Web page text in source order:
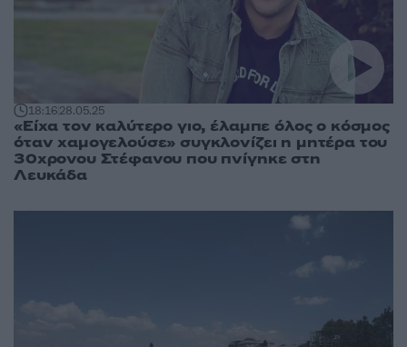
18:1628.05.25
«Είχα τον καλύτερο γιο, έλαμπε όλος ο κόσμος
όταν χαμογελούσε» συγκλονίζει η μητέρα του
30χρονου Στέφανου που πνίγηκε στη
Λευκάδα